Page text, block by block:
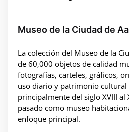
Museo de la Ciudad de
La colección del Museo de la
de 60,000 objetos de calidad
fotografías, carteles, gráficos,
uso diario y patrimonio cultural
principalmente del siglo XVIII al
pasado como museo
enfoque principal.